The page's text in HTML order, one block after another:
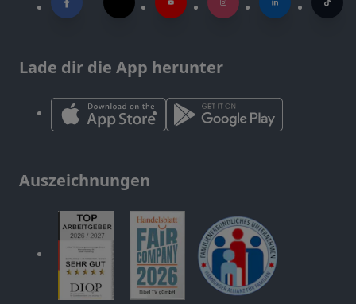
Lade dir die App herunter
Auszeichnungen